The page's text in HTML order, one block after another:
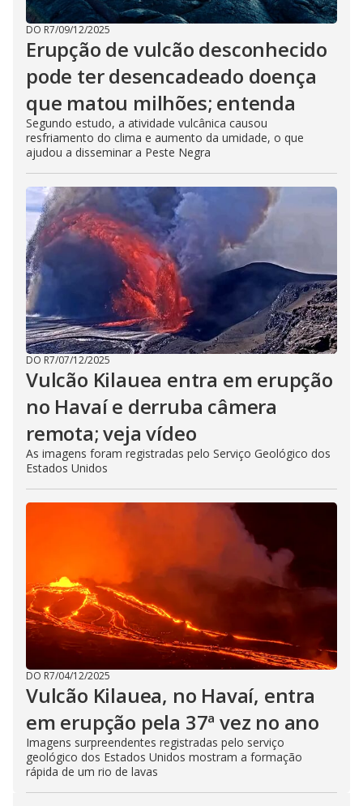
DO R7/09/12/2025
Erupção de vulcão desconhecido
pode ter desencadeado doença
que matou milhões; entenda
Segundo estudo, a atividade vulcânica causou
resfriamento do clima e aumento da umidade, o que
ajudou a disseminar a Peste Negra
DO R7/07/12/2025
Vulcão Kilauea entra em erupção
no Havaí e derruba câmera
remota; veja vídeo
As imagens foram registradas pelo Serviço Geológico dos
Estados Unidos
DO R7/04/12/2025
Vulcão Kilauea, no Havaí, entra
em erupção pela 37ª vez no ano
Imagens surpreendentes registradas pelo serviço
geológico dos Estados Unidos mostram a formação
rápida de um rio de lavas